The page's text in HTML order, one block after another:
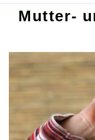
Mutter-